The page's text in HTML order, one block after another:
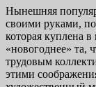
Нынешняя
своими руками,
которая куплена
«новогоднее» та,
трудовым
этими